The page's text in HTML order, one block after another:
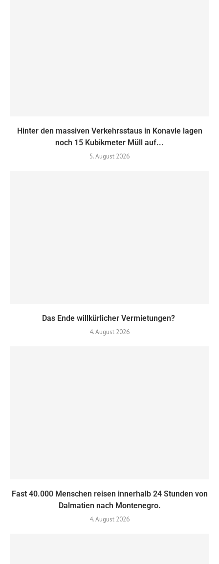
Hinter den massiven Verkehrsstaus in Konavle lagen
noch 15 Kubikmeter Müll auf...
5. August 2026
Das Ende willkürlicher Vermietungen?
4. August 2026
Fast 40.000 Menschen reisen innerhalb 24 Stunden von
Dalmatien nach Montenegro.
4. August 2026